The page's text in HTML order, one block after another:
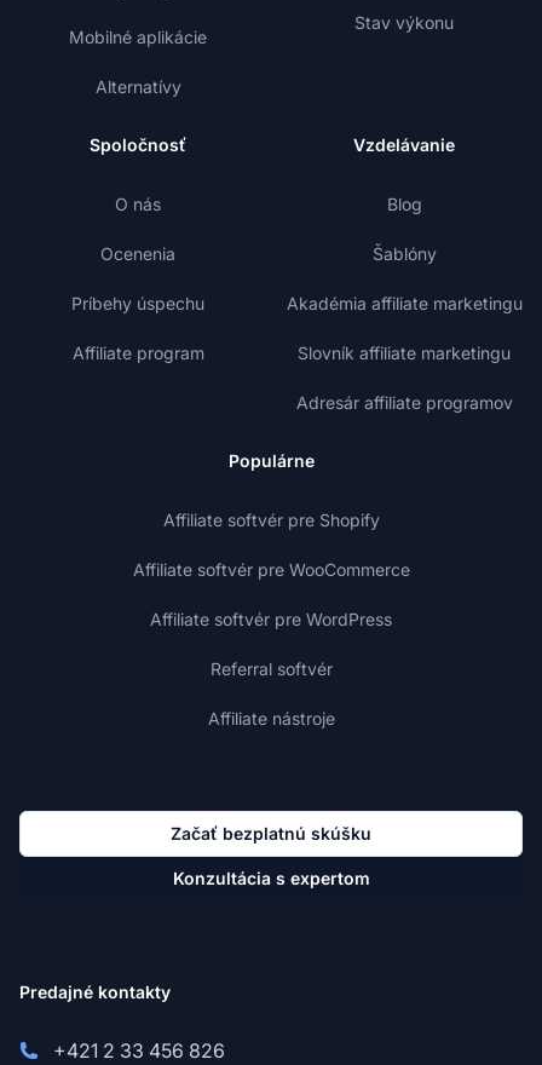
Mobilné aplikácie
Alternatívy
Stav výkonu
Spoločnosť
O nás
Ocenenia
Príbehy úspechu
Affiliate program
Vzdelávanie
Blog
Šablóny
Akadémia affiliate marketingu
Slovník affiliate marketingu
Adresár affiliate programov
Populárne
Affiliate softvér pre Shopify
Affiliate softvér pre WooCommerce
Affiliate softvér pre WordPress
Referral softvér
Affiliate nástroje
Začať bezplatnú skúšku
Konzultácia s expertom
Predajné kontakty
+421 2 33 456 826